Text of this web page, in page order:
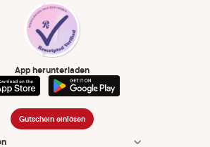
App herunterladen
Gutschein einlösen